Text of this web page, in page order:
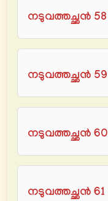
നടുവത്തച്ഛൻ 58
നടുവത്തച്ഛൻ 59
നടുവത്തച്ഛൻ 60
നടുവത്തച്ഛൻ 61